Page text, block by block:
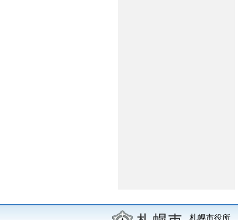
札幌市役所